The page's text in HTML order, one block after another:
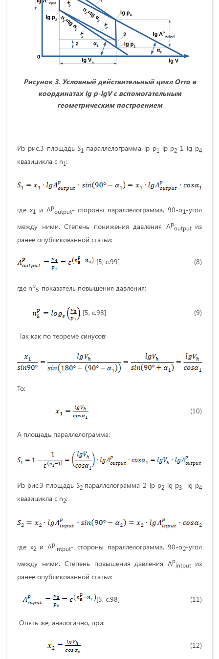
Рисунок 3. Условный действительный цикл Отто в
координатах lg p-lgV с вспомогательным
геометрическим построением
Из рис.3 площадь S1 параллелограмма lp p1-lp p2-1-lg p4
квазицикла с n1:
где х1 и Λp
output- стороны параллелограмма, 90-α1-угол
между ними. Степень понижения давления Λp
output из
ранее опубликованной статьи:
[5, с.99] (8)
где np
5-показатель повышения давления:
[5, с.98] (9)
Так как по теореме синусов:
То:
(10)
А площадь параллелограмма:
Из рис.3 площадь S2 параллелограмма 2-lp p2-lg p3-lg p4
квазицикла с n2:
где х2и Λp
intput- стороны параллелограмма, 90-α2-угол
между ними. Степень повышения давления Λp
intput из
ранее опубликованной статьи:
[5, с.98] (11)
Опять же, аналогично, при:
(12)